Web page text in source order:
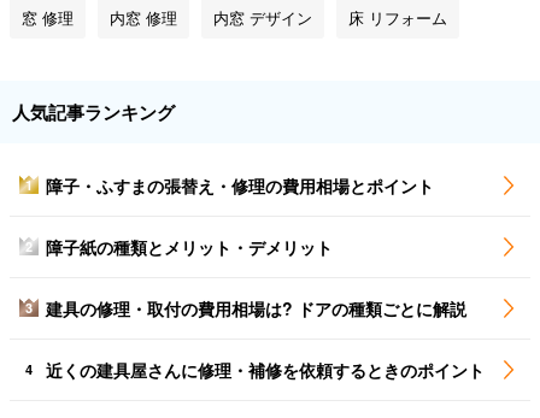
窓 修理 内窓 修理 内窓 デザイン 床 リフォーム
人気記事ランキング
1 障子・ふすまの張替え・修理の費用相場とポイント
2 障子紙の種類とメリット・デメリット
3 建具の修理・取付の費用相場は? ドアの種類ごとに解説
4 近くの建具屋さんに修理・補修を依頼するときのポイント